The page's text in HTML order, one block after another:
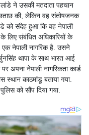
ने उसकी मतदाता पहचान
की, लेकिन वह संतोषजनक
को संदेह हुआ कि वह नेपाली
लिए संबंधित अधिकारियों के
एक नेपाली नागरिक है. उसने
थापा के साथ भारत आई
अपना नेपाली नागरिकता कार्ड
स्थान काठमांडू बताया गया.
को सौंप दिया गया.